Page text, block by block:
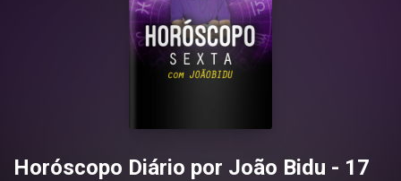
Horóscopo Diário por João Bidu - 17